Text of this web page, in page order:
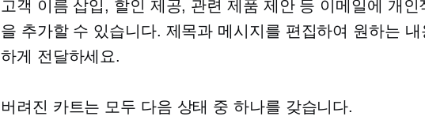
고객 이름 삽입, 할인 제공, 관련 제품 제안 등 이메일에 개인
을 추가할 수 있습니다. 제목과 메시지를 편집하여 원하는
하게 전달하세요.
버려진 카트는 모두 다음 상태 중 하나를 갖습니다.